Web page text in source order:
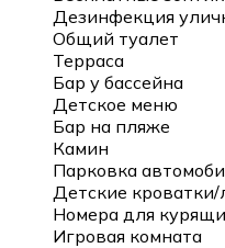
Дезинфекция
Общий туалет
Терраса
Бар у бассейна
Детское меню
Бар на пляже
Камин
Парковка
Детские
Номера для
Игровая комната